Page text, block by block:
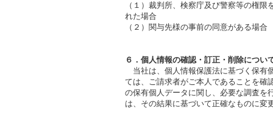
（１）裁判所、検察庁及び警察等の権
れた場合
（２）関与先様の事前の同意がある場合
６．個人情報の確認・訂正・削除につい
当社は、個人情報保護法に基づく保有
ては、ご請求者がご本人であることを確
の保有個人データに関し、必要な調査を
は、その結果に基づいて正確なものに変